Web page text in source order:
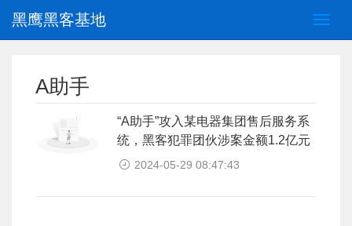
黑鹰黑客基地
A助手
“A助手”攻入某电器集团售后服务系
统，黑客犯罪团伙涉案金额1.2亿元
2024-05-29 08:47:43